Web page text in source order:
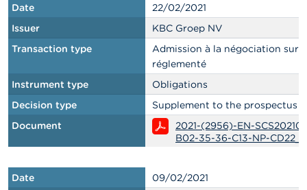
Date
22/02/2021
Issuer
KBC Groep NV
Transaction type
Admission à la négociation sur
réglementé
Instrument type
Obligations
Decision type
Supplement to the prospectus
Document
2021-(2956)-EN-
B02-35-36-C13-NP-
Date
09/02/2021